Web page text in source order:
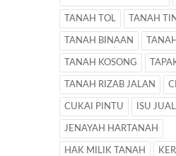
TANAH TOL TANAH
TANAH BINAAN
TANAH KOSONG
TANAH RIZAB JALAN
CUKAI PINTU ISU
JENAYAH HARTANAH
HAK MILIK TANAH